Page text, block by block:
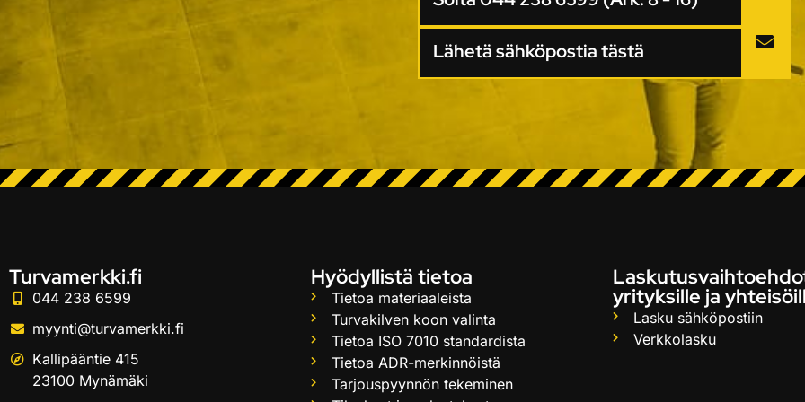
Lähetä sähköpostia tästä
Turvamerkki.fi
044 238 6599
myynti@turvamerkki.fi
Kallipääntie 415
23100 Mynämäki
Hyödyllistä tietoa
Tietoa materiaaleista
Turvakilven koon valinta
Tietoa ISO 7010 standardista
Tietoa ADR-merkinnöistä
Tarjouspyynnön tekeminen
yrityksille ja
Lasku sähköpostiin
Verkkolasku